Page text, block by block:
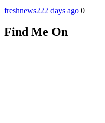
freshnews222 days ago 0
Find Me On